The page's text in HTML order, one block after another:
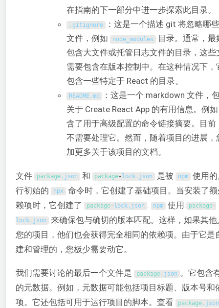
在指南的下一部分中进一步探索此目录。
.gitignore ：这是一个描述 git 将忽略哪
文件，例如
node_modules 目录。通常，最
包含大文件或托管日志文件的目录，这些
需要包含在版本控制中。在这种情况下，
包含一些特定于 React 的目录。
README.md ：这是一个 markdown 文件，
关于 Create React App 的有用信息。例
含了用于高级配置的命令链接摘要。目前
不需要处理它。然而，随着项目的进展，
加更多关于该项目的文档。
文件 package. json 和 package- lock . json 是被 npm 使用的
行初始的
npx 命令时，它创建了基础项目。当安装了
赖项时，它创建了
package- lock. json . npm 使用 package-
lock . json 来确保包与确切的版本匹配。这样，如果其他
您的项目，他们也会获得完全相同的依赖项。由于它是
建和管理的，您极少需要动它。
我们需要讨论的最后一个文件是 package. json 。它包含
的元数据。例如，元数据可能包括项目标题、版本号和
项。它还包括可用于运行项目的脚本。查看
package. json